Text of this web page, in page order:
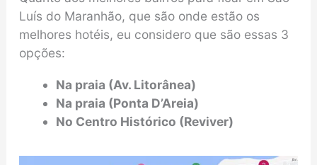
Luís do Maranhão, que são onde estão os
melhores hotéis, eu considero que são essas 3
opções:
Na praia (Av. Litorânea)
Na praia (Ponta D’Areia)
No Centro Histórico (Reviver)